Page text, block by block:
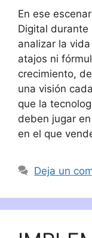
En ese
Digital durante
analizar la
atajos ni
crecimiento,
una visión
que la
deben jugar
en el que
Deja un